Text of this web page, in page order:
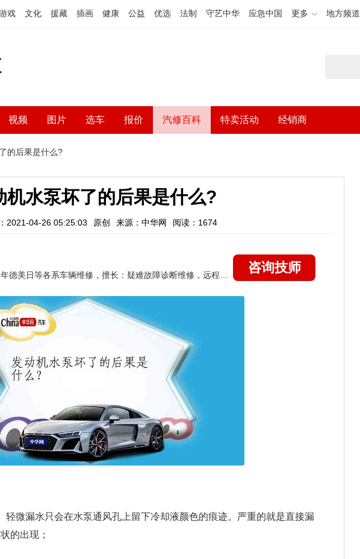
戏 文化 援藏 插画 健康 公益 优选 法制 守艺中华 应急中国 更多 地方频道
视频 图片 选车 报价 汽修百科 特卖活动 经销商
的后果是什么?
机水泵坏了的后果是什么?
2021-04-26 05:25:03 原创 来源：中华网 阅读：1674
咨询技师
轻微漏水只会在水泵通风孔上留下冷却液颜色的痕迹。严重的就是直接漏
的出现；